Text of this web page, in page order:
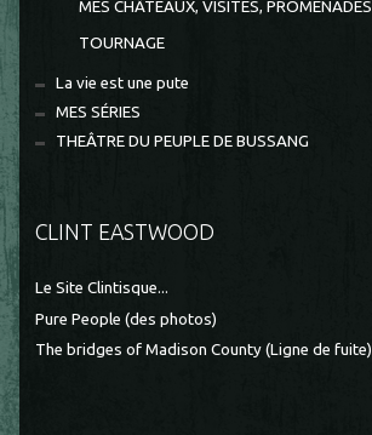
MES CHÂTEAUX, VISITES, PROMENADES
TOURNAGE
La vie est une pute
MES SÉRIES
THEÂTRE DU PEUPLE DE BUSSANG
CLINT EASTWOOD
Le Site Clintisque...
Pure People (des photos)
The bridges of Madison County (Ligne de fuite)